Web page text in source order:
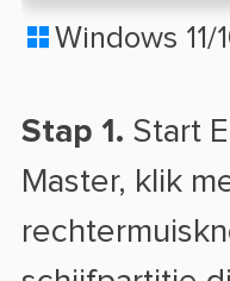
 Windows 11/
Stap 1. Start
Master, klik